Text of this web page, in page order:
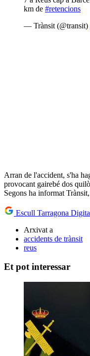
km de #retencions
— Trànsit (@transit)
Arran de l'accident, s'ha
provocant gairebé dos
Segons ha informat
Escull Tarragona
Arxivat a
accidents de trànsit
reus
Et pot interessar